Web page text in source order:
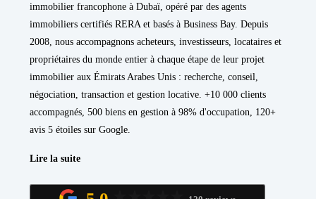
immobilier francophone à Dubaï, opéré par des agents
immobiliers certifiés RERA et basés à Business Bay. Depuis
2008, nous accompagnons acheteurs, investisseurs, locataires et
propriétaires du monde entier à chaque étape de leur projet
immobilier aux Émirats Arabes Unis : recherche, conseil,
négociation, transaction et gestion locative. +10 000 clients
accompagnés, 500 biens en gestion à 98% d'occupation, 120+
avis 5 étoiles sur Google.
Lire la suite